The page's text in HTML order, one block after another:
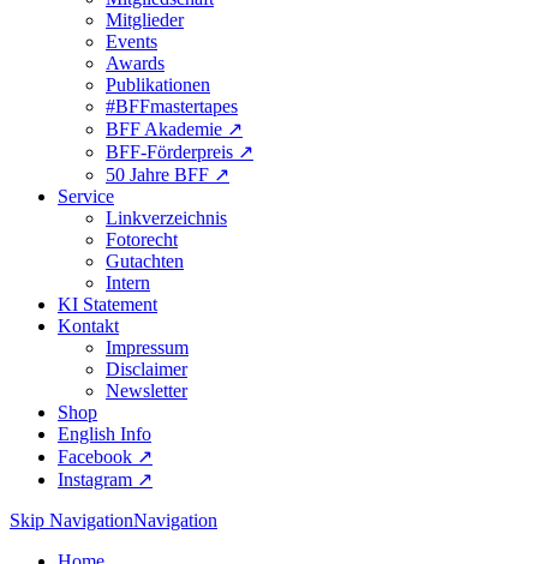
Mitglieder
Events
Awards
Publikationen
#BFFmastertapes
BFF Akademie ↗︎
BFF-Förderpreis ↗︎
50 Jahre BFF ↗︎
Service
Linkverzeichnis
Fotorecht
Gutachten
Intern
KI Statement
Kontakt
Impressum
Disclaimer
Newsletter
Shop
English Info
Facebook ↗︎
Instagram ↗︎
Skip NavigationNavigation